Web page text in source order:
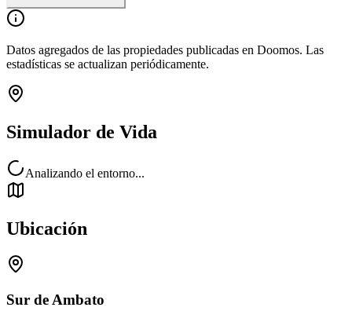
Datos agregados de las propiedades publicadas en Doomos. Las
estadísticas se actualizan periódicamente.
Simulador de Vida
Analizando el entorno...
Ubicación
Sur de Ambato